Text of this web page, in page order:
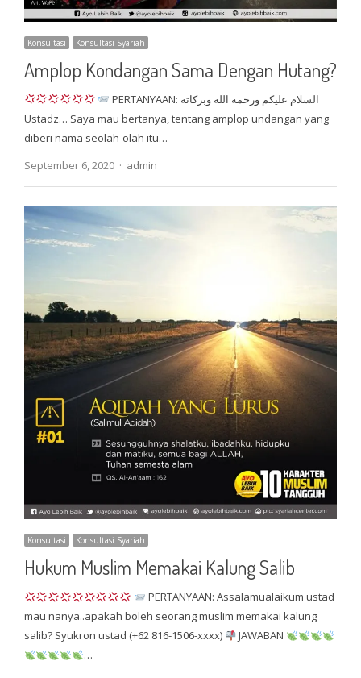
Konsultasi Konsultasi Syariah
Amplop Kondangan Sama Dengan Hutang?
PERTANYAAN: السلام عليكم ورحمة الله وبركاته
Ustadz… Saya mau bertanya, tentang amplop undangan yang
diberi nama seolah-olah itu…
September 6, 2020
Author
admin
Konsultasi Konsultasi Syariah
Hukum Muslim Memakai Kalung Salib
PERTANYAAN: Assalamualaikum ustad
mau nanya..apakah boleh seorang muslim memakai kalung
salib? Syukron ustad (+62 816-1506-xxxx)
JAWABAN
…